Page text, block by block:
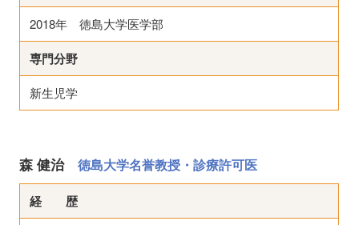
2018年 徳島大学医学部
専門分野
新生児学
森 健治徳島大学名誉教授・診療許可医
経 歴